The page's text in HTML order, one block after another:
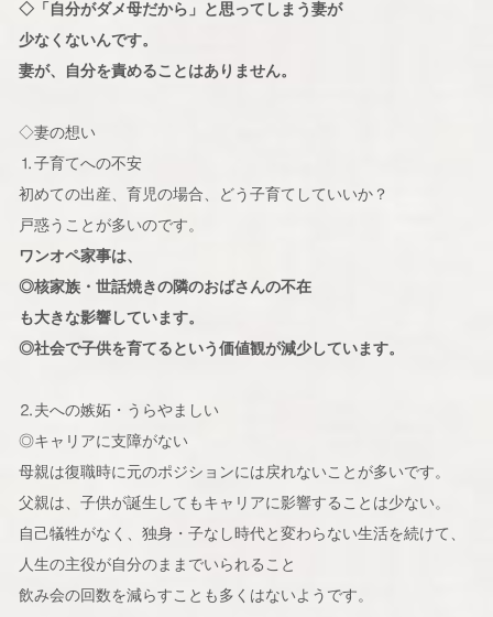
◇「自分がダメ母だから」と思ってしまう妻が
少なくないんです。
妻が、自分を責めることはありません。
◇妻の想い
⒈子育てへの不安
初めての出産、育児の場合、どう子育てしていいか？
戸惑うことが多いのです。
ワンオペ家事は、
◎核家族・世話焼きの隣のおばさんの不在
も大きな影響しています。
◎社会で子供を育てるという価値観が減少しています。
⒉夫への嫉妬・うらやましい
◎キャリアに支障がない
母親は復職時に元のポジションには戻れないことが多いです。
父親は、子供が誕生してもキャリアに影響することは少ない。
自己犠牲がなく、独身・子なし時代と変わらない生活を続けて、
人生の主役が自分のままでいられること
飲み会の回数を減らすことも多くはないようです。